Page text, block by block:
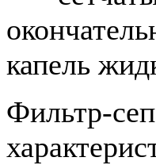
капель
Фильтр-